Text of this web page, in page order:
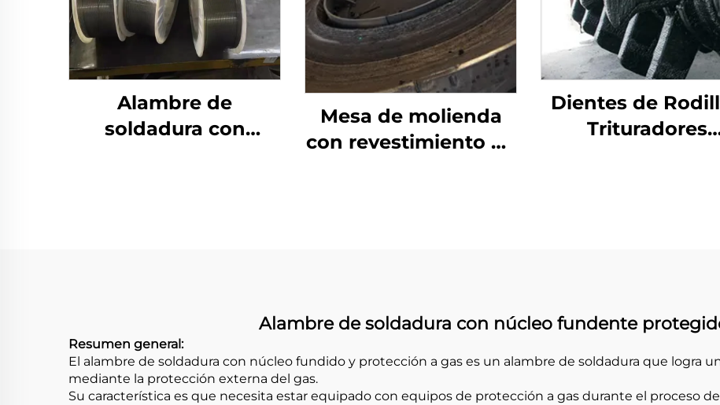
Alambre de
soldadura con
Mesa de molienda
con revestimiento de
Dientes de
Trituradores
Alambre de soldadura con núcleo fundente
Resumen general:
El alambre de soldadura con núcleo fundido y protección a gas es un alambre de soldadura que logra
mediante la protección externa del gas.
Su característica es que necesita estar equipado con equipos de protección a gas durante el proceso